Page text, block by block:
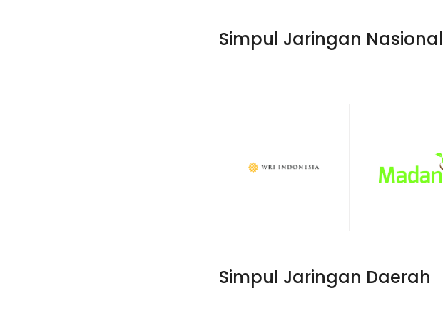
Simpul Jaringan Nasional
WRI Madani
Simpul Jaringan Daerah